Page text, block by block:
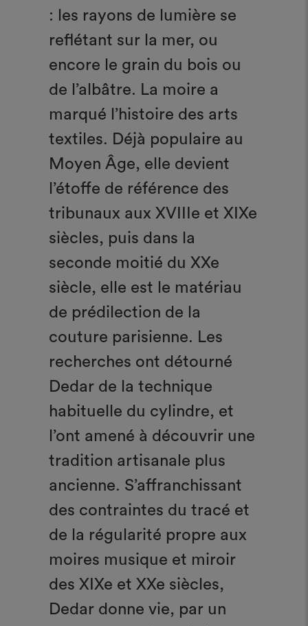
: les rayons de lumière se
reflétant sur la mer, ou
encore le grain du bois ou
de l’albâtre. La moire a
marqué l’histoire des arts
textiles. Déjà populaire au
Moyen Âge, elle devient
l’étoffe de référence des
tribunaux aux XVIIIe et XIXe
siècles, puis dans la
seconde moitié du XXe
siècle, elle est le matériau
de prédilection de la
couture parisienne. Les
recherches ont détourné
Dedar de la technique
habituelle du cylindre, et
l’ont amené à découvrir une
tradition artisanale plus
ancienne. S’affranchissant
des contraintes du tracé et
de la régularité propre aux
moires musique et miroir
des XIXe et XXe siècles,
Dedar donne vie, par un